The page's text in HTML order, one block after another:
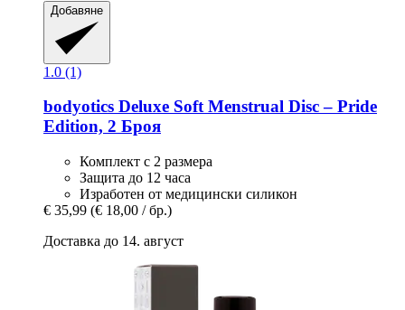
Добавяне
1.0 (1)
bodyotics Deluxe Soft Menstrual Disc – Pride
Edition, 2 Броя
Комплект с 2 размера
Защита до 12 часа
Изработен от медицински силикон
€ 35,99 (€ 18,00 / бр.)
Доставка до 14. август